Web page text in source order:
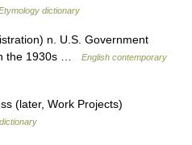
dictionary
n. U.S. Government
the 1930s …
English contemporary
(later, Work Projects)